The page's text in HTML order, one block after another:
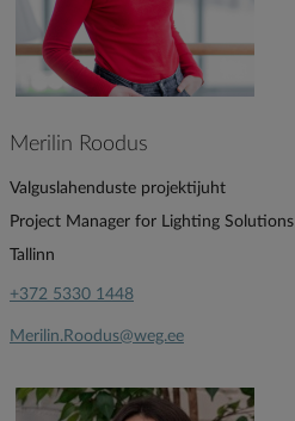
Merilin Roodus
Valguslahenduste projektijuht
Project Manager for Lighting Solutions
Tallinn
+372 5330 1448
Merilin.Roodus@weg.ee